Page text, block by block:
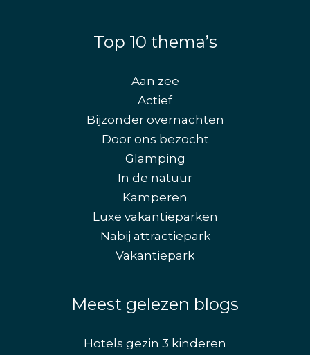
Top 10 thema’s
Aan zee
Actief
Bijzonder overnachten
Door ons bezocht
Glamping
In de natuur
Kamperen
Luxe vakantieparken
Nabij attractiepark
Vakantiepark
Meest gelezen blogs
Hotels gezin 3 kinderen